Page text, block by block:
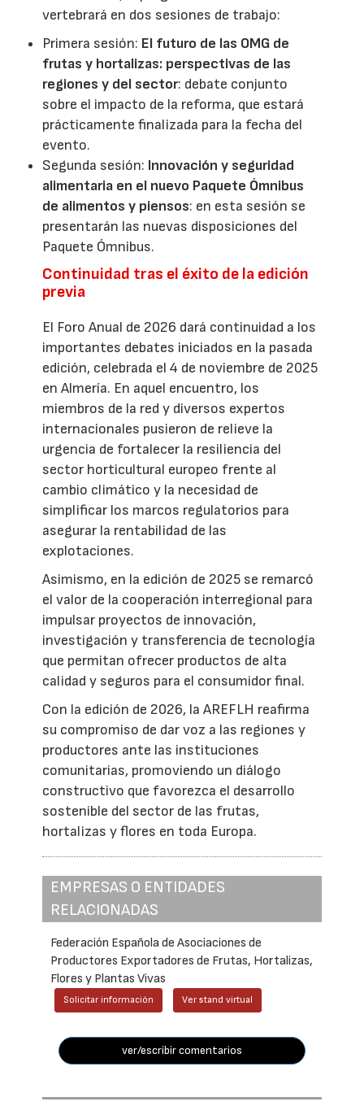
vertebrará en dos sesiones de trabajo:
Primera sesión: El futuro de las OMG de
frutas y hortalizas: perspectivas de las
regiones y del sector: debate conjunto
sobre el impacto de la reforma, que estará
prácticamente finalizada para la fecha del
evento.
Segunda sesión: Innovación y seguridad
alimentaria en el nuevo Paquete Ómnibus
de alimentos y piensos: en esta sesión se
presentarán las nuevas disposiciones del
Paquete Ómnibus.
Continuidad tras el éxito de la edición
previa
El Foro Anual de 2026 dará continuidad a los
importantes debates iniciados en la pasada
edición, celebrada el 4 de noviembre de 2025
en Almería. En aquel encuentro, los
miembros de la red y diversos expertos
internacionales pusieron de relieve la
urgencia de fortalecer la resiliencia del
sector horticultural europeo frente al
cambio climático y la necesidad de
simplificar los marcos regulatorios para
asegurar la rentabilidad de las
explotaciones.
Asimismo, en la edición de 2025 se remarcó
el valor de la cooperación interregional para
impulsar proyectos de innovación,
investigación y transferencia de tecnología
que permitan ofrecer productos de alta
calidad y seguros para el consumidor final.
Con la edición de 2026, la AREFLH reafirma
su compromiso de dar voz a las regiones y
productores ante las instituciones
comunitarias, promoviendo un diálogo
constructivo que favorezca el desarrollo
sostenible del sector de las frutas,
hortalizas y flores en toda Europa.
EMPRESAS O ENTIDADES
RELACIONADAS
Federación Española de Asociaciones de
Productores Exportadores de Frutas, Hortalizas,
Flores y Plantas Vivas
Solicitar información Ver stand virtual
ver/escribir comentarios